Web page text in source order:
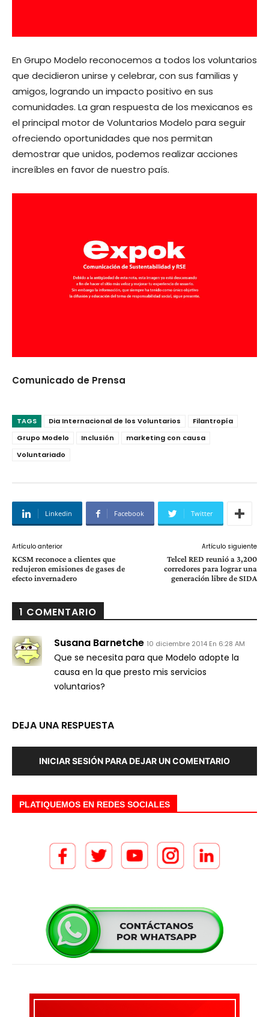
En Grupo Modelo reconocemos a todos los voluntarios
que decidieron unirse y celebrar, con sus familias y
amigos, logrando un impacto positivo en sus
comunidades. La gran respuesta de los mexicanos es
el principal motor de Voluntarios Modelo para seguir
ofreciendo oportunidades que nos permitan
demostrar que unidos, podemos realizar acciones
increíbles en favor de nuestro país.
Comunicado de Prensa
TAGS Dia Internacional de los Voluntarios
Filantropía
Grupo Modelo
Inclusión
marketing con causa
Voluntariado
Linkedin Facebook Twitter
Artículo anterior
KCSM reconoce a clientes que
redujeron emisiones de gases de
efecto invernadero
Artículo siguiente
Telcel RED reunió a 3,200
corredores para lograr una
generación libre de SIDA
1 COMENTARIO
Susana Barnetche 10 diciembre 2014 En 6:28 AM
Que se necesita para que Modelo adopte la
causa en la que presto mis servicios
voluntarios?
DEJA UNA RESPUESTA
INICIAR SESIÓN PARA DEJAR UN COMENTARIO
PLATIQUEMOS EN REDES SOCIALES